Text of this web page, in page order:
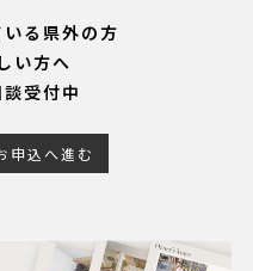
る県外の方
い方へ
受付中
申込へ進む